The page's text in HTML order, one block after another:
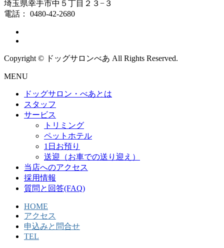
埼玉県幸手市中５丁目２３−３
電話： 0480-42-2680
Copyright © ドッグサロンべあ All Rights Reserved.
MENU
ドッグサロン・べあとは
スタッフ
サービス
トリミング
ペットホテル
1日お預り
送迎（お車での送り迎え）
当店へのアクセス
採用情報
質問と回答(FAQ)
HOME
アクセス
申込みと問合せ
TEL